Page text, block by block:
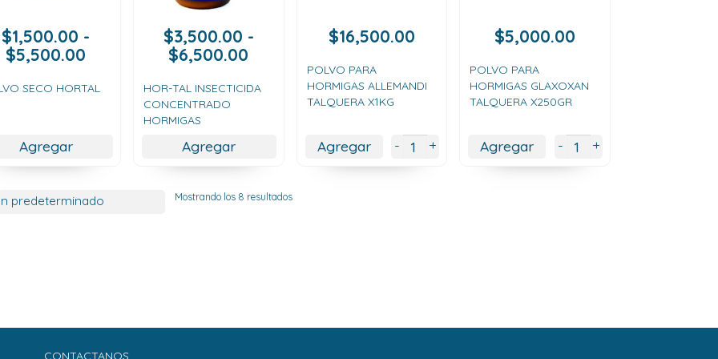
$1,500.00 -
$5,500.00Rango
precios:
$1,500.00
SECO HORTAL
Agregar
$3,500.00 -
$6,500.00
precios:
HOR-TAL INSECTICIDA
CONCENTRADO
HORMIGAS
Agregar
$16,500.00
POLVO PARA
HORMIGAS ALLEMANDI
TALQUERA X1KG
Agregar - +
$5,000.00
POLVO PARA
HORMIGAS GLAXOXAN
TALQUERA X250GR
Agregar - +
Mostrando los 8 resultados
CONTACTANOS